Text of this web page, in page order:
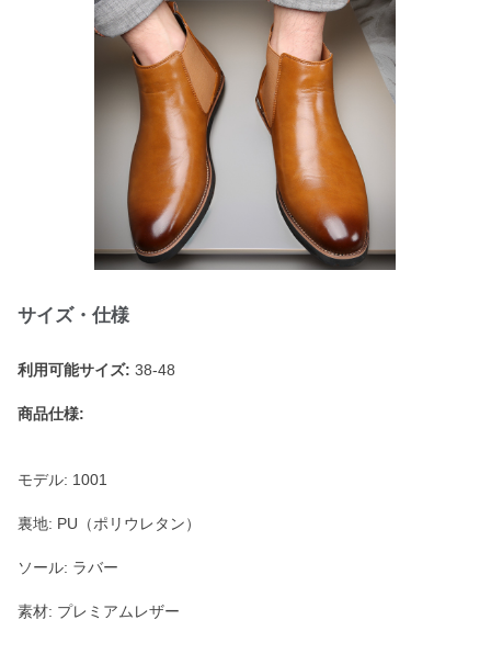
サイズ・仕様
利用可能サイズ: 38-48
商品仕様:
モデル: 1001
裏地: PU（ポリウレタン）
ソール: ラバー
素材: プレミアムレザー